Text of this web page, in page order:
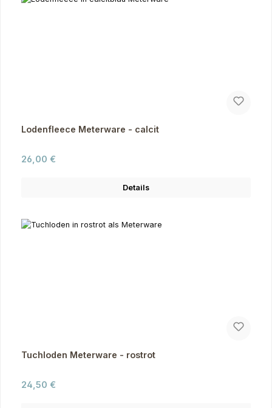
Lodenfleece Meterware - calcit
Regulärer Preis:
26,00 €
Details
Tuchloden Meterware - rostrot
Regulärer Preis:
24,50 €